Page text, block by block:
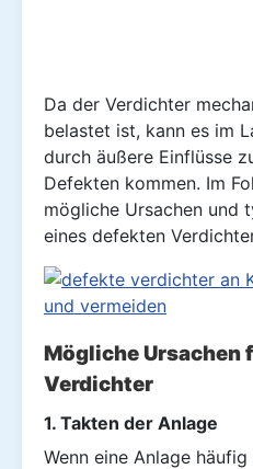
Da der Verdichter
belastet ist, kann es im
durch äußere Einflüsse
Defekten kommen. Im
mögliche Ursachen und
eines defekten
Mögliche Ursachen
Verdichter
1. Takten der Anlage
Wenn eine Anlage